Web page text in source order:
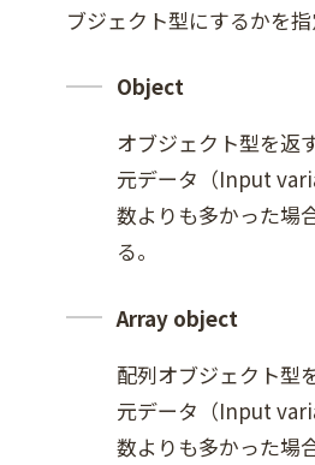
ブジェクト型にするかを指
Object
オブジェクト型を返す
元データ（Input
数よりも多かった場合
る。
Array object
配列オブジェクト型
元データ（Input
数よりも多かった場合